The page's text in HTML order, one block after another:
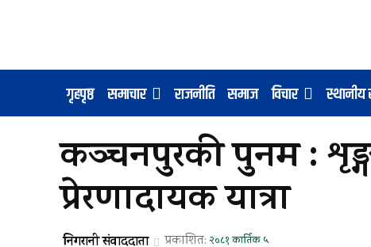
गृहपृष्ठ समाचार राजनीति समाज विचार
कञ्चनपुरकी पुनम :
प्रेरणादायक यात्रा
निगरानी संवाददाता प्रकाशित: २०८१ कार्तिक ५